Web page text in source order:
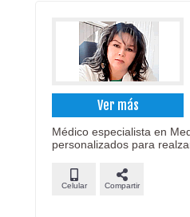
Ver más
Médico especialista en
personalizados para
Celular Compartir